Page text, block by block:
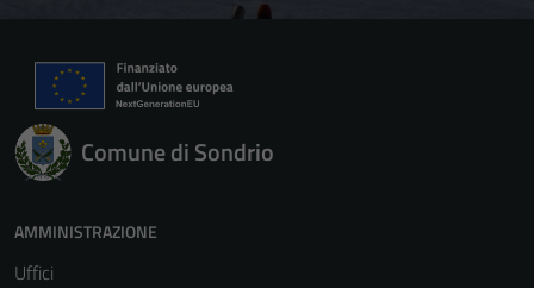
Comune di Sondrio
AMMINISTRAZIONE
Uffici